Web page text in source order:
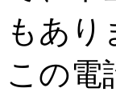
もあり
この電